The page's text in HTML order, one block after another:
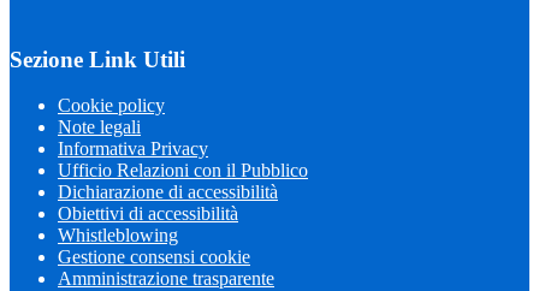
Sezione Link Utili
Cookie policy
Note legali
Informativa Privacy
Ufficio Relazioni con il Pubblico
Dichiarazione di accessibilità
Obiettivi di accessibilità
Whistleblowing
Gestione consensi cookie
Amministrazione trasparente